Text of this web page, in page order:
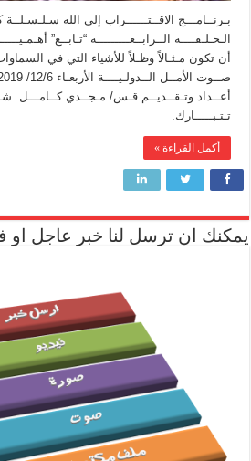
بـرنــامـــج الاقــتــــــراب إلى الله سـلـسـلــة
الـحـلـقــــة الــرابــعـــــــــة “تـابــع”
أن تكون مـثـالاً وظـلاً للأشياء التي في
أعــداد وتـقــديــم قـس/ مـجــدي كــامـــل.
تـتـبـــــارك.
أكمل القراءة »
يمكنك ان ترسل لنا خبر عاجل او